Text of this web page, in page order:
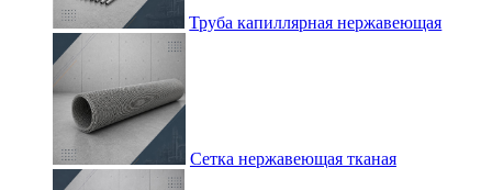
Труба капиллярная нержавеющая
Сетка нержавеющая тканая